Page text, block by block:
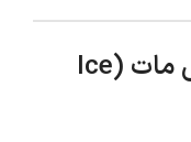
طراحی منحصر به فرد آیس مات (Ice